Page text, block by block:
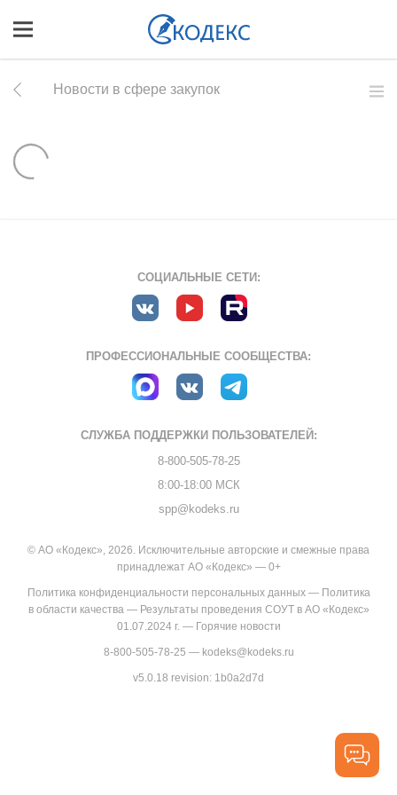
Новости в сфере закупок
СОЦИАЛЬНЫЕ СЕТИ:
ПРОФЕССИОНАЛЬНЫЕ СООБЩЕСТВА:
СЛУЖБА ПОДДЕРЖКИ ПОЛЬЗОВАТЕЛЕЙ:
8-800-505-78-25
8:00-18:00 МСК
spp@kodeks.ru
© АО «Кодекс», 2026. Исключительные авторские и смежные права
принадлежат АО «Кодекс» — 0+
Политика конфиденциальности персональных данных— Политика
в области качества— Результаты проведения СОУТ в АО «Кодекс»
01.07.2024 г.— Горячие новости
8-800-505-78-25 — kodeks@kodeks.ru
v5.0.18 revision: 1b0a2d7d